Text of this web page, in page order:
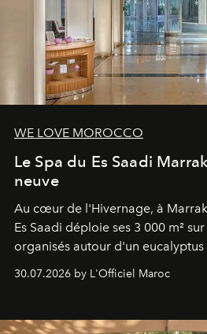
WE LOVE MOROCCO
Le Spa du Es Saadi
neuve
Au cœur de l'Hivernage, à
Es Saadi déploie ses 3 000 m²
organisés autour d'un
neuro-cosmétique, parcours
entièreté, entre science des
30.07.2026 by L'Officiel Maroc